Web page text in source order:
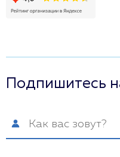
Подпишитесь